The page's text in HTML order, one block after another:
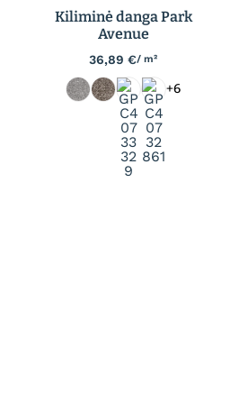
Kiliminė danga Park
Avenue
36,89€/ m²
+6